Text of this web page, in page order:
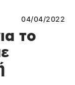
04/04/2022
το